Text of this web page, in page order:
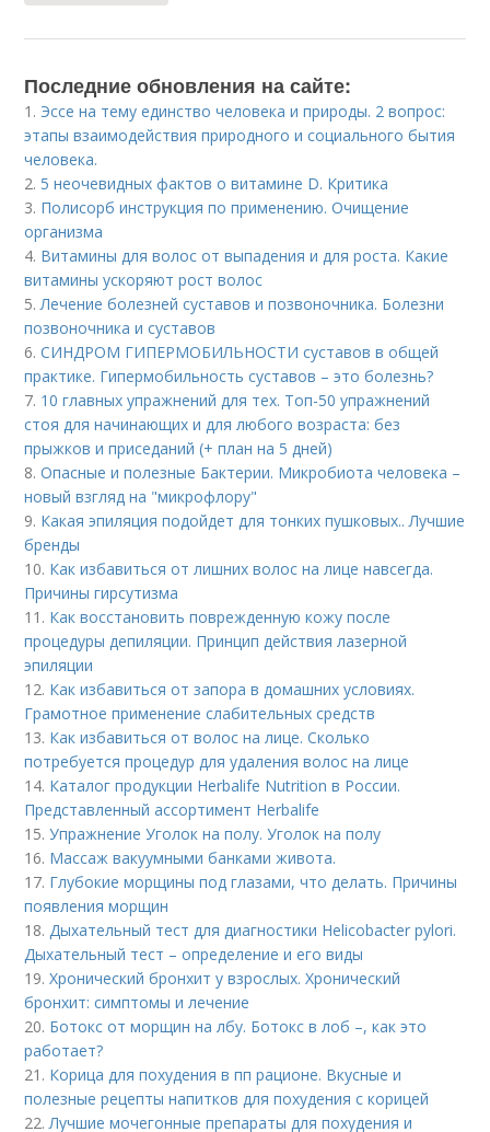
Последние обновления на сайте:
1. Эссе на тему единство человека и природы. 2 вопрос:
этапы взаимодействия природного и социального бытия
человека.
2. 5 неочевидных фактов о витамине D. Критика
3. Полисорб инструкция по применению. Очищение
организма
4. Витамины для волос от выпадения и для роста. Какие
витамины ускоряют рост волос
5.Лечение болезней суставов и позвоночника. Болезни
позвоночника и суставов
6.СИНДРОМ ГИПЕРМОБИЛЬНОСТИ суставов в общей
практике. Гипермобильность суставов – это болезнь?
7. 10 главных упражнений для тех. Топ-50 упражнений
стоя для начинающих и для любого возраста: без
прыжков и приседаний (+ план на 5 дней)
8.Опасные и полезные Бактерии. Микробиота человека –
новый взгляд на "микрофлору"
9. Какая эпиляция подойдет для тонких пушковых.. Лучшие
бренды
10. Как избавиться от лишних волос на лице навсегда.
Причины гирсутизма
11. Как восстановить поврежденную кожу после
процедуры депиляции. Принцип действия лазерной
эпиляции
12. Как избавиться от запора в домашних условиях.
Грамотное применение слабительных средств
13. Как избавиться от волос на лице. Сколько
потребуется процедур для удаления волос на лице
14. Каталог продукции Herbalife Nutrition в России.
Представленный ассортимент Herbalife
15.Упражнение Уголок на полу. Уголок на полу
16. Массаж вакуумными банками живота.
17. Глубокие морщины под глазами, что делать. Причины
появления морщин
18.Дыхательный тест для диагностики Helicobacter pylori.
Дыхательный тест – определение и его виды
19.Хронический бронхит у взрослых. Хронический
бронхит: симптомы и лечение
20. Ботокс от морщин на лбу. Ботокс в лоб –, как это
работает?
21. Корица для похудения в пп рационе. Вкусные и
полезные рецепты напитков для похудения с корицей
22.Лучшие мочегонные препараты для похудения и